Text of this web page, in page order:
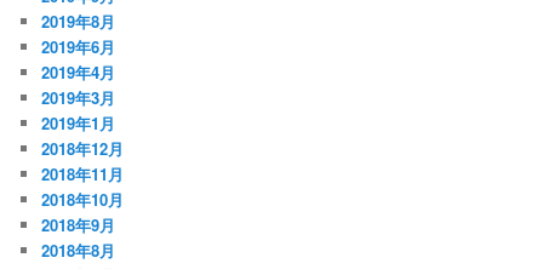
2019年8月
2019年6月
2019年4月
2019年3月
2019年1月
2018年12月
2018年11月
2018年10月
2018年9月
2018年8月